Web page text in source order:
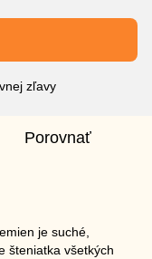
zľavy
Porovnať
je suché,
šteniatka všetkých